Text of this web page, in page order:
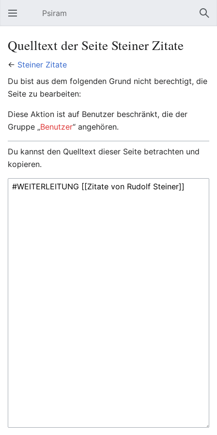
Hauptmenü öffnen Psiram
Quelltext der Seite Steiner Zitate
← Steiner Zitate
Du bist aus dem folgenden Grund nicht berechtigt, die
Seite zu bearbeiten:
Diese Aktion ist auf Benutzer beschränkt, die der
Gruppe „Benutzer“ angehören.
Du kannst den Quelltext dieser Seite betrachten und
kopieren.